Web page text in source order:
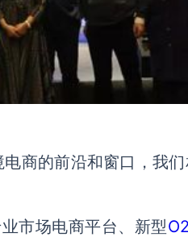
商的前沿和窗口，我
市场电商平台、新型